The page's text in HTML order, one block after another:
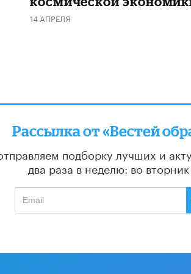
14 АПРЕЛЯ
Рассылка от «Вестей
подборку лучших и
два раза в неделю: во